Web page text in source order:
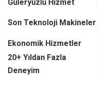
Güleryüzlü Hizmet
Son Teknoloji Makineler
Ekonomik Hizmetler
20+ Yıldan Fazla
Deneyim